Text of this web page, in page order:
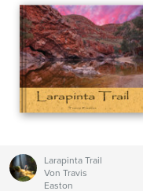
Larapinta Trail
Von Travis
Easton